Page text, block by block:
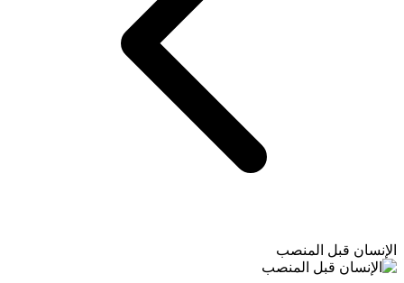
الإنسان قبل المنصب